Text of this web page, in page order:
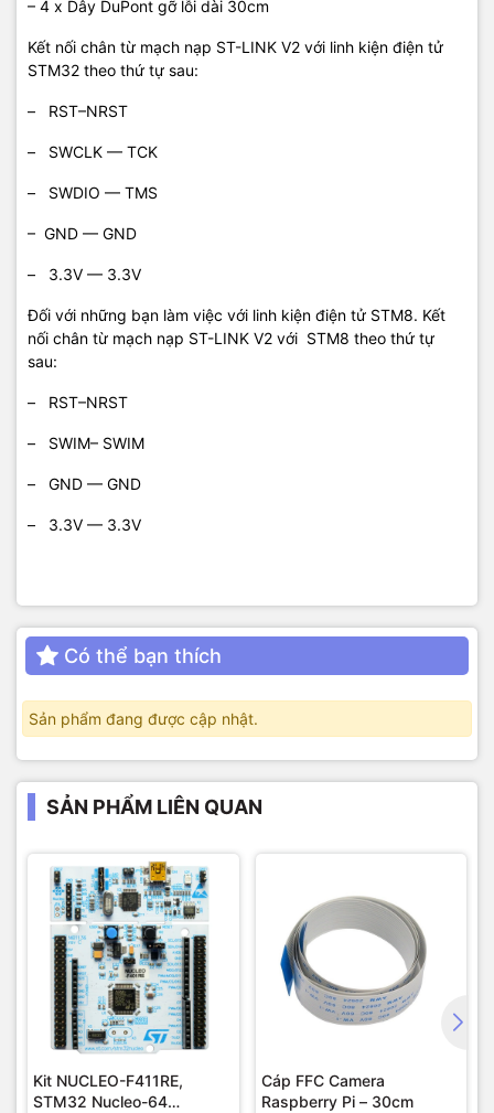
– 4 x Dây DuPont gỡ lỗi dài 30cm
Kết nối chân từ mạch nạp ST-LINK V2 với linh kiện điện tử
STM32 theo thứ tự sau:
– RST–NRST
– SWCLK — TCK
– SWDIO — TMS
– GND — GND
– 3.3V — 3.3V
Đối với những bạn làm việc với linh kiện điện tử STM8. Kết
nối chân từ mạch nạp ST-LINK V2 với STM8 theo thứ tự
sau:
– RST–NRST
– SWIM– SWIM
– GND — GND
– 3.3V — 3.3V
Có thể bạn thích
Sản phẩm đang được cập nhật.
SẢN PHẨM LIÊN QUAN
Kit NUCLEO-F411RE,
STM32 Nucleo-64
Cáp FFC Camera
Raspberry Pi – 30cm